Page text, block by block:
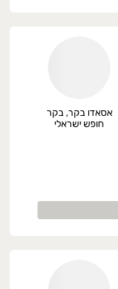
אסאדו בקר, בקר
חופש ישראלי